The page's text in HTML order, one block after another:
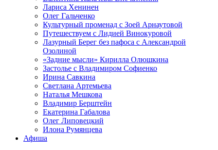
Лариса Хенинен
Олег Гальченко
Культурный променад с Зоей Арнаутовой
Путешествуем с Лидией Винокуровой
Лазурный Берег без пафоса с Александрой
Озолиной
«Задние мысли» Кирилла Олюшкина
Застолье с Владимиром Софиенко
Ирина Савкина
Светлана Артемьева
Наталья Мешкова
Владимир Берштейн
Екатерина Габалова
Олег Липовецкий
Илона Румянцева
Афиша